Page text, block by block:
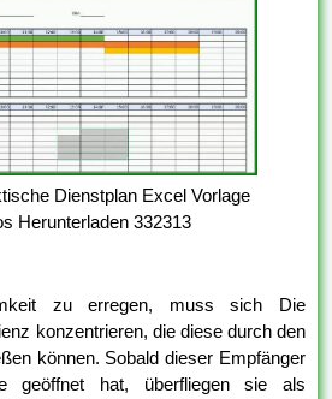
Dienstplan Excel Vorlage
Herunterladen 332313
zu erregen, muss sich Die
konzentrieren, die diese durch den
können. Sobald dieser Empfänger
geöffnet hat, überfliegen sie als